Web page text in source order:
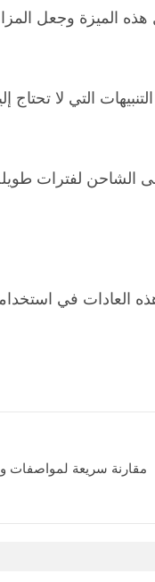
هذه الميزة وجعل
التي لا تحتاج
لفترات طويلة
العادات في
مقارنة سريعة لمواصفات ومميزات